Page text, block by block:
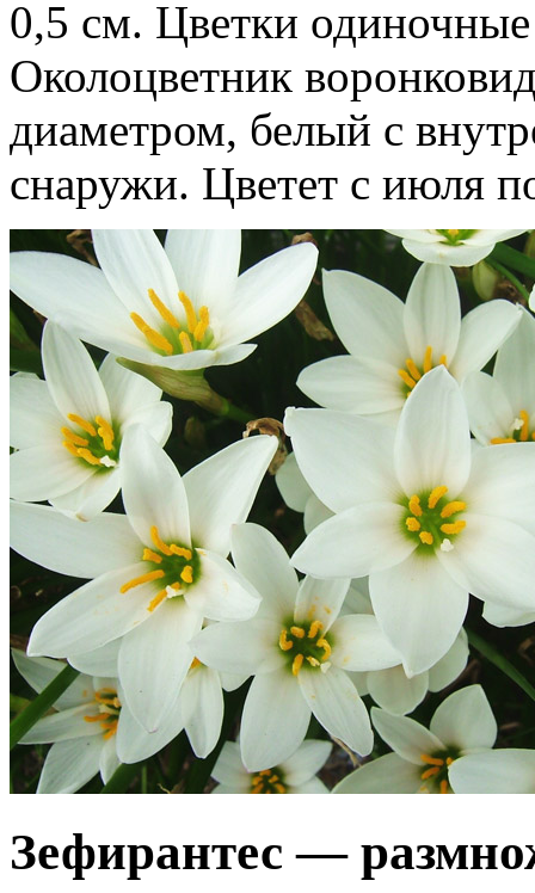
0,5 см. Цветки
Околоцветник
диаметром, белый с
снаружи. Цветет с июля
Зефирантес —